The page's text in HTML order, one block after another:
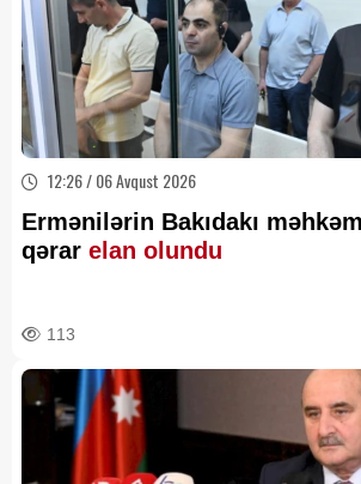
12:26 / 06 Avqust 2026
Ermənilərin Bakıdakı
qərar elan olundu
113